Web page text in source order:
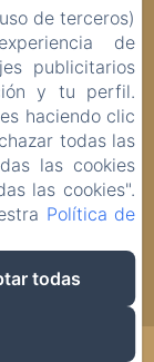
chunk 93
de terceros)
de
publicitarios
y tu perfil.
haciendo clic
todas las
las cookies
las cookies".
Política de
todas